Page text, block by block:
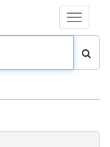
Toggle